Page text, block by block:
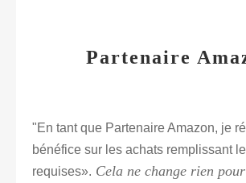
Partenaire
"En tant que Partenaire Amazon, je
bénéfice sur les achats remplissant
requises». Cela ne change rien